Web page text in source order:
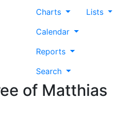
Charts
Lists
Calendar
Reports
Search
of Matthias